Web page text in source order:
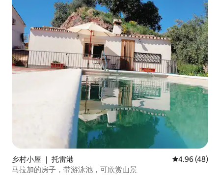
乡村小屋 ｜ 托雷港 平均评分
4.96 (48)
马拉加的房子，带游泳池，可欣赏山景